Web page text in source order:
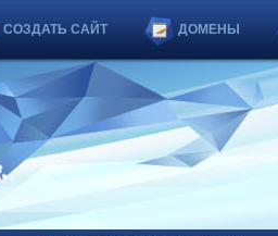
СОЗДАТЬ САЙТ ДОМЕНЫ